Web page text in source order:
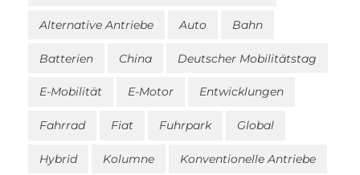
Alternative Antriebe Auto Bahn
Batterien China Deutscher Mobilitätstag
E-Mobilität E-Motor Entwicklungen
Fahrrad Fiat Fuhrpark Global
Hybrid Kolumne Konventionelle Antriebe